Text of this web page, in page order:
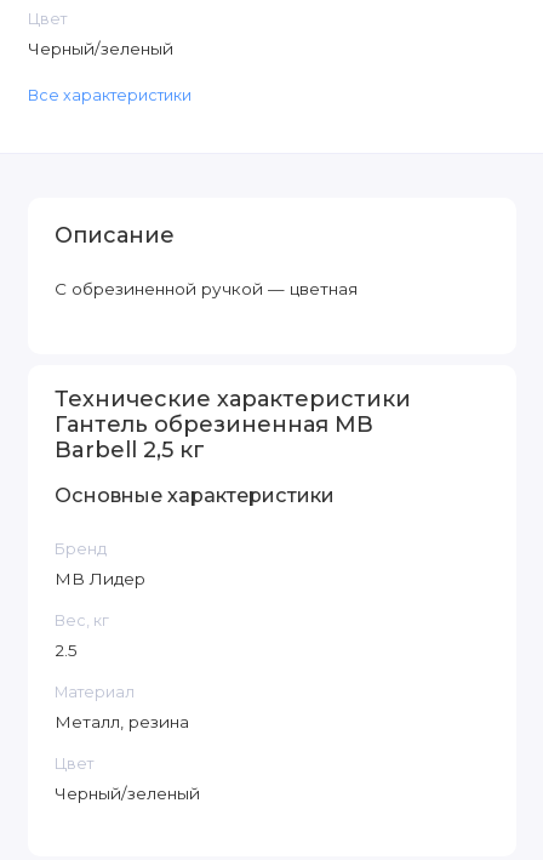
Цвет
Черный/зеленый
Все характеристики
Описание
С обрезиненной ручкой — цветная
Технические характеристики
Гантель обрезиненная MB
Barbell 2,5 кг
Основные характеристики
Бренд
МВ Лидер
Вес, кг
2.5
Материал
Металл, резина
Цвет
Черный/зеленый